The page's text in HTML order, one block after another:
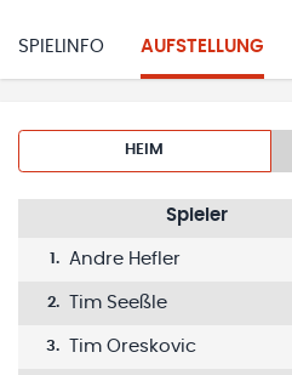
SPIELINFO AUFSTELLUNG
HEIM
Spieler
1. Andre Hefler
2. Tim Seeßle
3. Tim Oreskovic